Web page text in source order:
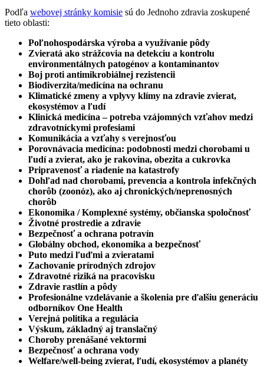
Podľa webovej stránky komisie sú do Jednoho zdravia zoskupené
tieto oblasti:
Poľnohospodárska výroba a využívanie pôdy
Zvieratá ako strážcovia na detekciu a kontrolu
environmentálnych patogénov a kontaminantov
Boj proti antimikrobiálnej rezistencii
Biodiverzita/medicína na ochranu
Klimatické zmeny a vplyvy klímy na zdravie zvierat,
ekosystémov a ľudí
Klinická medicína – potreba vzájomných vzťahov medzi
zdravotníckymi profesiami
Komunikácia a vzťahy s verejnosťou
Porovnávacia medicína: podobnosti medzi chorobami u
ľudí a zvierat, ako je rakovina, obezita a cukrovka
Pripravenosť a riadenie na katastrofy
Dohľad nad chorobami, prevencia a kontrola infekčných
chorôb (zoonóz), ako aj chronických/neprenosných
chorôb
Ekonomika / Komplexné systémy, občianska spoločnosť
Životné prostredie a zdravie
Bezpečnosť a ochrana potravín
Globálny obchod, ekonomika a bezpečnosť
Puto medzi ľuďmi a zvieratami
Zachovanie prírodných zdrojov
Zdravotné riziká na pracovisku
Zdravie rastlín a pôdy
Profesionálne vzdelávanie a školenia pre ďalšiu generáciu
odborníkov One Health
Verejná politika a regulácia
Výskum, základný aj translačný
Choroby prenášané vektormi
Bezpečnosť a ochrana vody
Welfare/well-being zvierat, ľudí, ekosystémov a planéty